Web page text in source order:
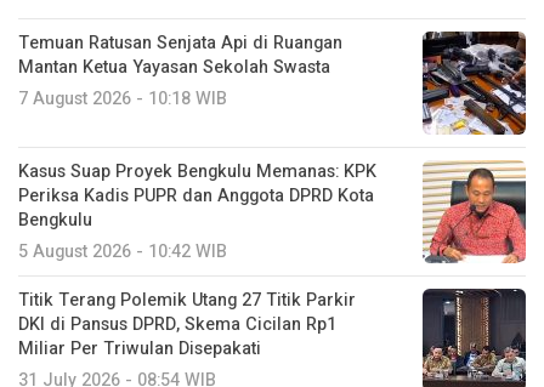
Temuan Ratusan Senjata Api di Ruangan
Mantan Ketua Yayasan Sekolah Swasta
7 August 2026 - 10:18 WIB
Kasus Suap Proyek Bengkulu Memanas: KPK
Periksa Kadis PUPR dan Anggota DPRD Kota
Bengkulu
5 August 2026 - 10:42 WIB
Titik Terang Polemik Utang 27 Titik Parkir
DKI di Pansus DPRD, Skema Cicilan Rp1
Miliar Per Triwulan Disepakati
31 July 2026 - 08:54 WIB